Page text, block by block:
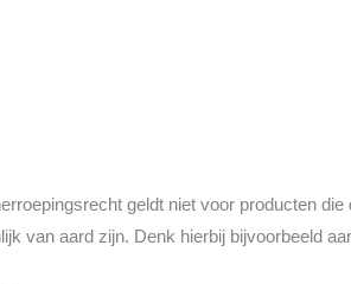
geldt niet voor producten
van aard zijn. Denk hierbij bijvoorbeeld